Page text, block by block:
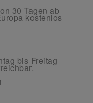
30 Tagen ab
kostenlos
bis Freitag